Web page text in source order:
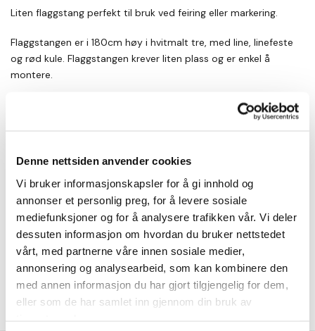
Denne nettsiden anvender cookies
Vi bruker informasjonskapsler for å gi innhold og
annonser et personlig preg, for å levere sosiale
mediefunksjoner og for å analysere trafikken vår. Vi deler
dessuten informasjon om hvordan du bruker nettstedet
vårt, med partnerne våre innen sosiale medier,
annonsering og analysearbeid, som kan kombinere den
med annen informasjon du har gjort tilgjengelig for dem,
eller som de har samlet inn gjennom din bruk av
Liten flaggstang perfekt til bruk ved feiring eller markering.
Flaggstangen er i 180cm høy i hvitmalt tre, med line, linefeste
og rød kule. Flaggstangen krever liten plass og er enkel å
montere.
Den leveres med kryssfot som gjør at det ikke kreves
Flaggstangen er enkel i utførelse, slik at det kan forekomme
kvister eller annet liv i treverket, som gjenspeiles i den gode
prisen.
Flagget er sydd 55cm og i god kvalitet av 175gr vevet
polyester, med riktige norske farger.
Godt egnet for hyggelig markering ved enhver anledning!